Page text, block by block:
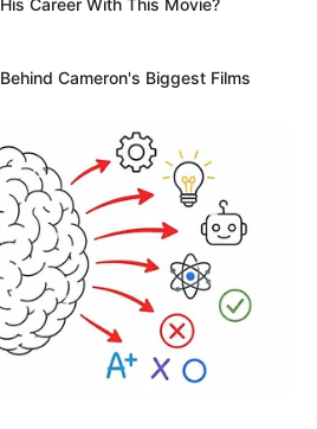
Career With This Movie?
Cameron's Biggest Films